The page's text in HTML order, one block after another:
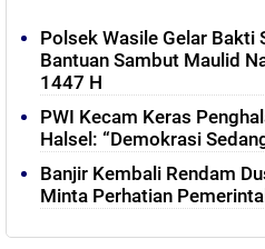
Polsek Wasile Gelar Bakti
Bantuan Sambut Maulid
1447 H
PWI Kecam Keras
Halsel: “Demokrasi
Banjir Kembali Rendam
Minta Perhatian